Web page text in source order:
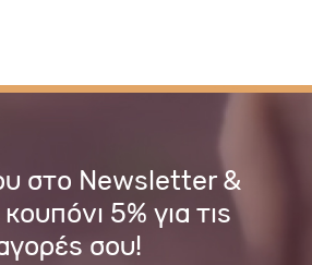
στο Newsletter &
5% για τις
σου!